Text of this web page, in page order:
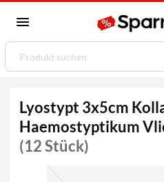
Lyostypt 3x5cm
Haemostyptikum
(12 Stück)